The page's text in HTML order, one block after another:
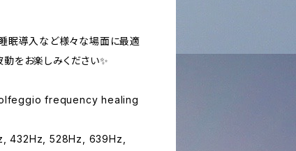
睡眠導入など様々な場面に最適
をお楽しみください✨
frequency healing
432Hz, 528Hz, 639Hz,